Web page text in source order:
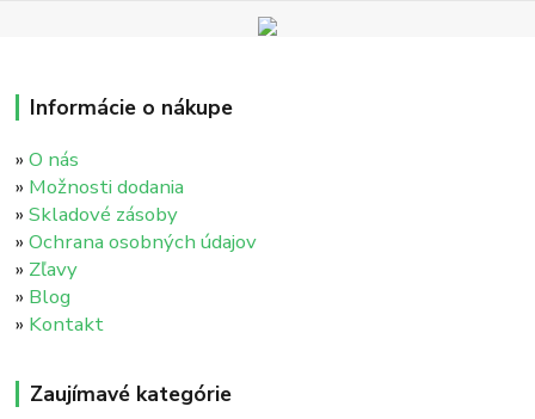
Informácie o nákupe
»O nás
» Možnosti dodania
»Skladové zásoby
»Ochrana osobných údajov
» Zľavy
» Blog
» Kontakt
Zaujímavé kategórie